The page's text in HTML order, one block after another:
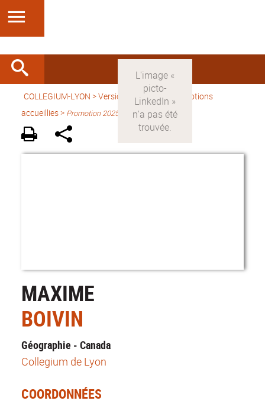
COLLEGIUM-LYON >Version française> Promotions
accueillies > Promotion 2025-2026
MAXIME
BOIVIN
Géographie - Canada
Collegium de Lyon
COORDONNÉES